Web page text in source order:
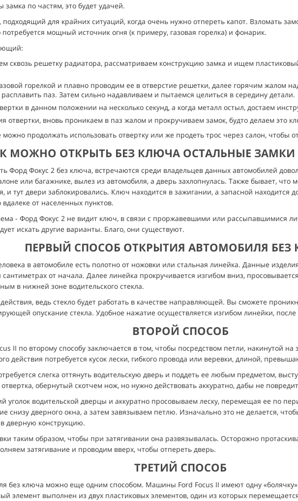
замка по частям, это будет удачей.
подходящий для крайних ситуаций, когда очень нужно отпереть капот. Взломать
потребуется мощный источник огня (к примеру, газовая горелка) и фонарик.
сквозь решетку радиатора, рассматриваем конструкцию замка и ищем
горелкой и плавно проводим ее в отверстие решетки, далее горячим жалом
паз. Затем сильно надавливаем и пытаемся целиться в середину детали.
в данном положении на несколько секунд, а когда металл остыл, достаем
отвертки, вновь проникаем в паз жалом и прокручиваем замок, будто делаем это
можно продолжать использовать отвертку или же продеть трос через салон, чтобы
МОЖНО ОТКРЫТЬ БЕЗ КЛЮЧА ОСТАЛЬНЫЕ ЗАМКИ
Форд Фокус 2 без ключа, встречаются среди владельцев данных автомобилей
или багажнике, вылез из автомобиля, а дверь захлопнулась. Также бывает, что
и тут двери заблокировались. Ключ находится в зажигании, а запасной находится
от населенных пунктов.
- Форд Фокус 2 не видит ключ, в связи с проржавевшими или рассыпавшимися
искать другие варианты. Благо, они существуют.
ПЕРВЫЙ СПОСОБ ОТКРЫТИЯ АВТОМОБИЛЯ БЕЗ
в автомобиле есть полотно от ножовки или стальная линейка. Данные
от начала. Далее линейка прокручивается изгибом вниз,
в нижней зоне водительского стекла.
действия, ведь стекло будет работать в качестве направляющей. Вы сможете
опускание стекла. Удобное нажатие осуществляется изгибом линейки,
ВТОРОЙ СПОСОБ
II по второму способу заключается в том, чтобы посредством петли, накинутой на
действия потребуется кусок лески, гибкого провода или веревки, длиной,
слегка оттянуть водительскую дверь и поддеть ее любым предметом,
отвертка, обернутый скотчем нож, но нужно действовать аккуратно, дабы не
уголок водительской дверцы и аккуратно просовываем леску, перемещая ее по
снизу дверного окна, а затем завязываем петлю. Изначально это не делается,
дверную конструкцию.
таким образом, чтобы при затягивании она развязывалась. Осторожно
затягивание и проводим вверх, чтобы отпереть дверь.
ТРЕТИЙ СПОСОБ
без ключа можно еще одним способом. Машины Ford Focus II имеют одну «болячку»
элемент выполнен из двух пластиковых элементов, один из которых